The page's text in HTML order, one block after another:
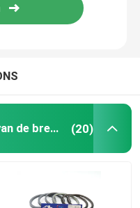
De hydraulische uitrusting van de brekerverbinding (20)